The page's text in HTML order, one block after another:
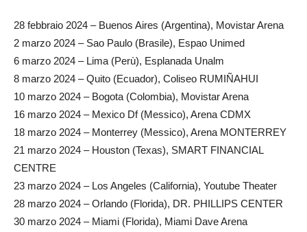
28 febbraio 2024 – Buenos Aires (Argentina), Movistar Arena
2 marzo 2024 – Sao Paulo (Brasile), Espao Unimed
6 marzo 2024 – Lima (Perù), Esplanada Unalm
8 marzo 2024 – Quito (Ecuador), Coliseo RUMIÑAHUI
10 marzo 2024 – Bogota (Colombia), Movistar Arena
16 marzo 2024 – Mexico Df (Messico), Arena CDMX
18 marzo 2024 – Monterrey (Messico), Arena MONTERREY
21 marzo 2024 – Houston (Texas), SMART FINANCIAL
CENTRE
23 marzo 2024 – Los Angeles (California), Youtube Theater
28 marzo 2024 – Orlando (Florida), DR. PHILLIPS CENTER
30 marzo 2024 – Miami (Florida), Miami Dave Arena